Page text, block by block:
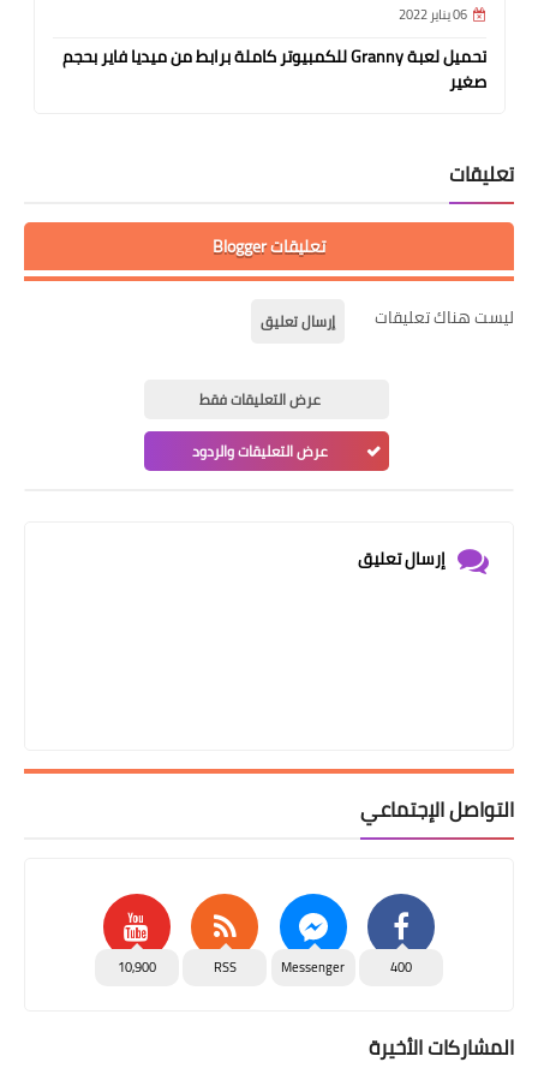
06 يناير 2022
تحميل لعبة Granny للكمبيوتر كاملة برابط من ميديا فاير بحجم
صغير
تعليقات
تعليقات Blogger
ليست هناك تعليقات إرسال تعليق
عرض التعليقات فقط
عرض التعليقات والردود
إرسال تعليق
التواصل الإجتماعي
400
Messenger
RSS
10,900
المشاركات الأخيرة